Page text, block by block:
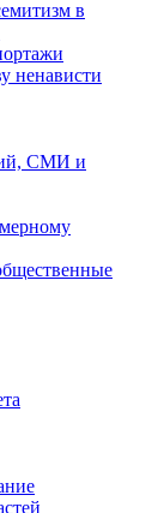
в
ненависти
СМИ и